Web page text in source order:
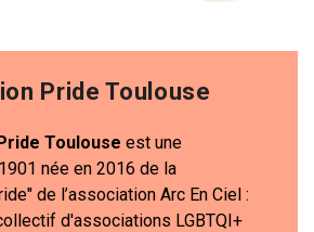
Pride Toulouse
Toulouse est une
née en 2016 de la
de l’association Arc En Ciel :
d'associations LGBTQI+